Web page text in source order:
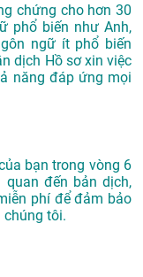
chứng cho hơn 30
phổ biến như Anh,
ngữ ít phổ biến
dịch Hồ sơ xin việc
năng đáp ứng mọi
bạn trong vòng 6
đến bản dịch,
phí để đảm bảo
chúng tôi.